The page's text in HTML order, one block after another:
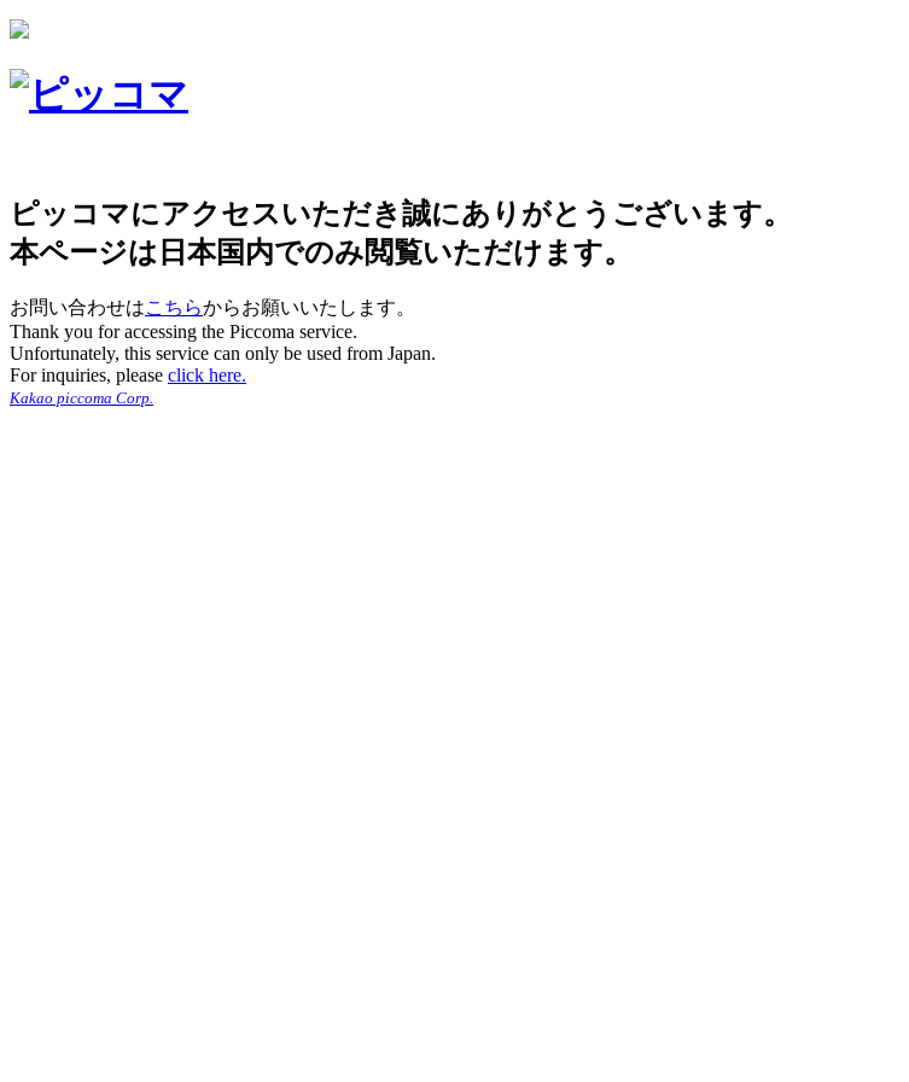
ピッコマにアクセスいただき誠にありがとうございます。
本ページは日本国内でのみ閲覧いただけます。
お問い合わせはこちらからお願いいたします。
Thank you for accessing the Piccoma service.
Unfortunately, this service can only be used from Japan.
For inquiries, please click here.
Kakao piccoma Corp.